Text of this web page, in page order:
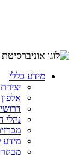
מידע כללי
אלפון
נהלי
מידע